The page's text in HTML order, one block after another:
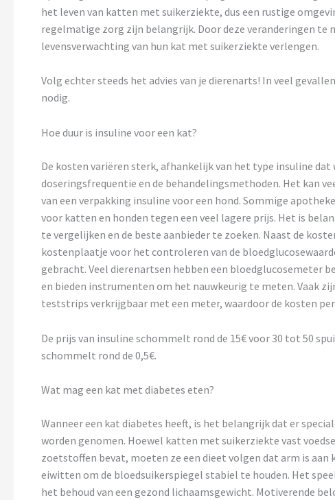
het leven van katten met suikerziekte, dus een rustige
regelmatige zorg zijn belangrijk. Door deze veranderingen te
levensverwachting van hun kat met suikerziekte verlengen.
Volg echter steeds het advies van je dierenarts! In veel
nodig.
Hoe duur is insuline voor een kat?
De kosten variëren sterk, afhankelijk van het type insuline
doseringsfrequentie en de behandelingsmethoden. Het kan
van een verpakking insuline voor een hond. Sommige
voor katten en honden tegen een veel lagere prijs. Het is
te vergelijken en de beste aanbieder te zoeken. Naast de
kostenplaatje voor het controleren van de
gebracht. Veel dierenartsen hebben een bloedglucosemeter
en bieden instrumenten om het nauwkeurig te meten. Vaak
teststrips verkrijgbaar met een meter, waardoor de kosten
De prijs van insuline schommelt rond de 15€ voor 30 tot 50
schommelt rond de 0,5€.
Wat mag een kat met diabetes eten?
Wanneer een kat diabetes heeft, is het belangrijk dat er
worden genomen. Hoewel katten met suikerziekte vast
zoetstoffen bevat, moeten ze een dieet volgen dat arm is aan
eiwitten om de bloedsuikerspiegel stabiel te houden. Het
het behoud van een gezond lichaamsgewicht. Motiverende